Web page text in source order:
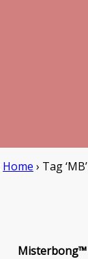
Home › Tag ‘MB’
Misterbong™